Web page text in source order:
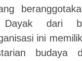
Dayak dari
ini
budaya